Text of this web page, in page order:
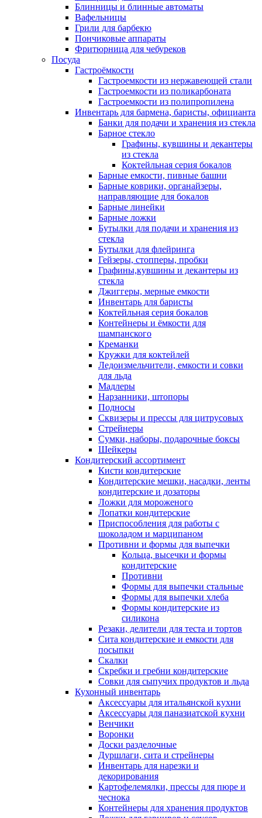
Блинницы и блинные автоматы
Вафельницы
Грили для барбекю
Пончиковые аппараты
Фритюрница для чебуреков
Посуда
Гастроёмкости
Гастроемкости из нержавеющей стали
Гастроемкости из поликарбоната
Гастроемкости из полипропилена
Инвентарь для бармена, баристы, официанта
Банки для подачи и хранения из стекла
Барное стекло
Графины, кувшины и декантеры
из стекла
Коктейльная серия бокалов
Барные емкости, пивные башни
Барные коврики, органайзеры,
направляющие для бокалов
Барные линейки
Барные ложки
Бутылки для подачи и хранения из
стекла
Бутылки для флейринга
Гейзеры, стопперы, пробки
Графины,кувшины и декантеры из
стекла
Джиггеры, мерные емкости
Инвентарь для баристы
Коктейльная серия бокалов
Контейнеры и ёмкости для
шампанского
Креманки
Кружки для коктейлей
Ледоизмельчители, емкости и совки
для льда
Мадлеры
Нарзанники, штопоры
Подносы
Сквизеры и прессы для цитрусовых
Стрейнеры
Сумки, наборы, подарочные боксы
Шейкеры
Кондитерский ассортимент
Кисти кондитерские
Кондитерские мешки, насадки, ленты
кондитерские и дозаторы
Ложки для мороженого
Лопатки кондитерские
Приспособления для работы с
шоколадом и марципаном
Противни и формы для выпечки
Кольца, высечки и формы
кондитерские
Противни
Формы для выпечки стальные
Формы для выпечки хлеба
Формы кондитерские из
силикона
Резаки, делители для теста и тортов
Сита кондитерские и емкости для
посыпки
Скалки
Скребки и гребни кондитерские
Совки для сыпучих продуктов и льда
Кухонный инвентарь
Аксессуары для итальянской кухни
Аксессуары для паназиатской кухни
Венчики
Воронки
Доски разделочные
Дуршлаги, сита и стрейнеры
Инвентарь для нарезки и
декорирования
Картофелемялки, прессы для пюре и
чеснока
Контейнеры для хранения продуктов